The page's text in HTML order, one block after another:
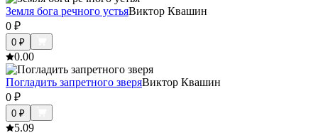
Земля бога речного устьяВиктор Квашин
0 ₽
0 ₽
0.00
Погладить запретного зверяВиктор Квашин
0 ₽
0 ₽
5.09